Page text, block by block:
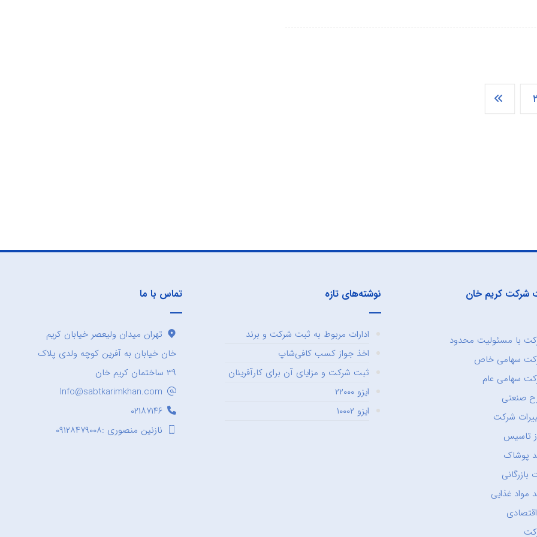
شرکت کریم خان
با مسئولیت محدود
سهامی خاص
سهامی عام
صنعتی
شرکت
تاسیس
پوشاک
بازرگانی
مواد غذایی
نوشته‌های تازه
ادارات مربوط به ثبت شرکت و برند
اخذ جواز کسب کافی‌شاپ
ثبت شرکت و مزایای آن برای کارآفرینان
ایزو ۲۲۰۰۰
ایزو ۱۰۰۰۲
تماس با ما
تهران میدان ولیعصر خیابان کریم
خان خیابان به آفرین کوچه ولدی پلاک
۳۹ ساختمان کریم خان
Info@sabtkarimkhan.com
۰۲۱۸۷۱۴۶
نازنین منصوری :۰۹۱۲۸۴۷۹۰۰۸